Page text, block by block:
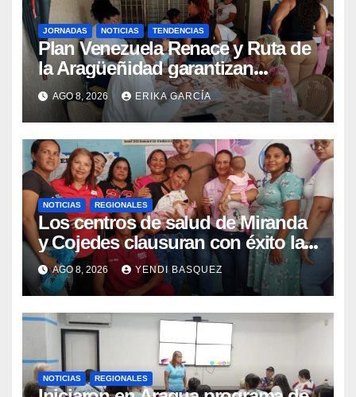
JORNADAS NOTICIAS TENDENCIAS
Plan Venezuela Renace y Ruta de
la Aragüeñidad garantizan
atención médica integral en
Aragua
AGO 8, 2026 ERIKA GARCÍA
NOTICIAS REGIONALES
Los centros de salud de Miranda
y Cojedes clausuran con éxito la
Semana Mundial de la Lactancia
Materna
AGO 8, 2026 YENDI BASQUEZ
NOTICIAS REGIONALES